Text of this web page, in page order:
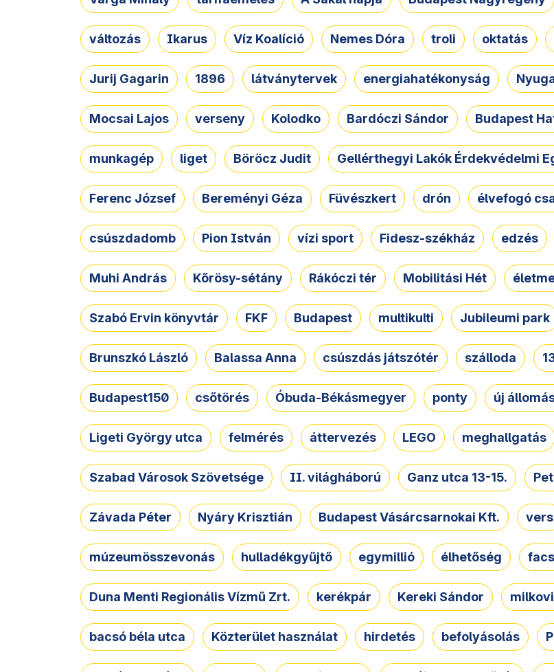
változás Ikarus Víz Koalíció Nemes Dóra troli oktatás
Jurij Gagarin 1896 látványtervek energiahatékonyság
Mocsai Lajos verseny Kolodko Bardóczi Sándor Budapest
munkagép liget Böröcz Judit Gellérthegyi Lakók Érdekvédelmi
Ferenc József Bereményi Géza Füvészkert drón élvefogó
csúszdadomb Pion István vízi sport Fidesz-székház edzés
Muhi András Kőrösy-sétány Rákóczi tér Mobilitási Hét
Szabó Ervin könyvtár FKF Budapest multikulti Jubileumi park
Brunszkó László Balassa Anna csúszdás játszótér szálloda
Budapest150 csőtörés Óbuda-Békásmegyer ponty új
Ligeti György utca felmérés áttervezés LEGO meghallgatás
Szabad Városok Szövetsége II. világháború Ganz utca 13-15.
Závada Péter Nyáry Krisztián Budapest Vásárcsarnokai Kft. vers
múzeumösszevonás hulladékgyűjtő egymillió élhetőség
Duna Menti Regionális Vízmű Zrt. kerékpár Kereki Sándor
bacsó béla utca Közterület használat hirdetés befolyásolás